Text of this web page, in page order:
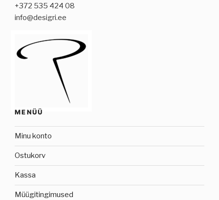
+372 535 424 08
info@desigri.ee
MENÜÜ
Minu konto
Ostukorv
Kassa
Müügitingimused